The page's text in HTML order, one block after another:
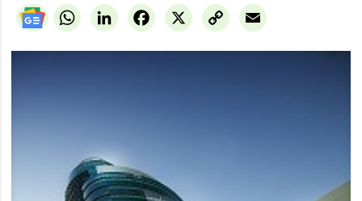
WhatsAppLinkedIn X
Facebook
Copy
Link
Email